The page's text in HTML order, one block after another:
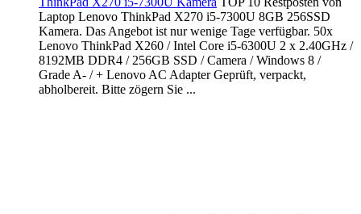
Laptop Lenovo ThinkPad X270 i5-7300U 8GB 256SSD
Kamera. Das Angebot ist nur wenige Tage verfügbar. 50x
Lenovo ThinkPad X260 / Intel Core i5-6300U 2 x 2.40GHz /
8192MB DDR4 / 256GB SSD / Camera / Windows 8 /
Grade A- / + Lenovo AC Adapter Geprüft, verpackt,
abholbereit. Bitte zögern Sie ...